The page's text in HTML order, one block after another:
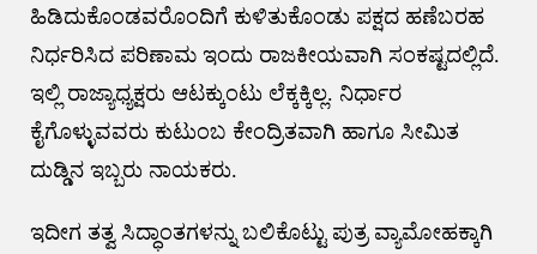
ಹಿಡಿದುಕೊಂಡವರೊಂದಿಗೆ ಕುಳಿತುಕೊಂಡು ಪಕ್ಷದ ಹಣೆಬರಹ
ನಿರ್ಧರಿಸಿದ ಪರಿಣಾಮ ಇಂದು ರಾಜಕೀಯವಾಗಿ ಸಂಕಷ್ಟದಲ್ಲಿದೆ.
ಇಲ್ಲಿ ರಾಜ್ಯಾಧ್ಯಕ್ಷರು ಆಟಕ್ಕುಂಟು ಲೆಕ್ಕಕ್ಕಿಲ್ಲ. ನಿರ್ಧಾರ
ಕೈಗೊಳ್ಳುವವರು ಕುಟುಂಬ ಕೇಂದ್ರಿತವಾಗಿ ಹಾಗೂ ಸೀಮಿತ
ದುಡ್ಡಿನ ಇಬ್ಬರು ನಾಯಕರು.
ಇದೀಗ ತತ್ವ ಸಿದ್ಧಾಂತಗಳನ್ನು ಬಲಿಕೊಟ್ಟು ಪುತ್ರ ವ್ಯಾಮೋಹಕ್ಕಾಗಿ